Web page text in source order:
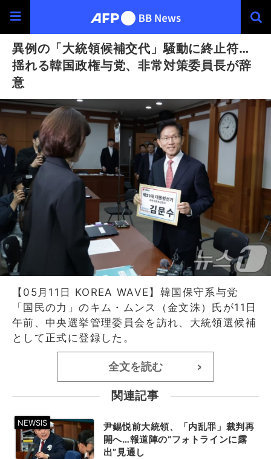
異例の「大統領候補交代」騒動に終止符…
揺れる韓国政権与党、非常対策委員長が辞
意
【05月11日 KOREA WAVE】韓国保守系与党
「国民の力」のキム・ムンス（金文洙）氏が11日
午前、中央選挙管理委員会を訪れ、大統領選候補
として正式に登録した。
全文を読む >
関連記事
尹錫悦前大統領、「内乱罪」裁判再
開へ…報道陣の“フォトラインに露
出”見通し